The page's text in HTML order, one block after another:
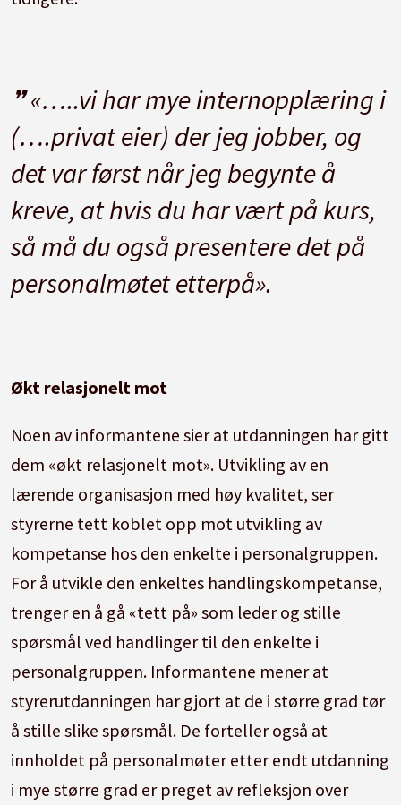
«…..vi har mye internopplæring i
(….privat eier) der jeg jobber, og
det var først når jeg begynte å
kreve, at hvis du har vært på kurs,
så må du også presentere det på
personalmøtet etterpå».
Økt relasjonelt mot
Noen av informantene sier at utdanningen har gitt
dem «økt relasjonelt mot». Utvikling av en
lærende organisasjon med høy kvalitet, ser
styrerne tett koblet opp mot utvikling av
kompetanse hos den enkelte i personalgruppen.
For å utvikle den enkeltes handlingskompetanse,
trenger en å gå «tett på» som leder og stille
spørsmål ved handlinger til den enkelte i
personalgruppen. Informantene mener at
styrerutdanningen har gjort at de i større grad tør
å stille slike spørsmål. De forteller også at
innholdet på personalmøter etter endt utdanning
i mye større grad er preget av refleksjon over